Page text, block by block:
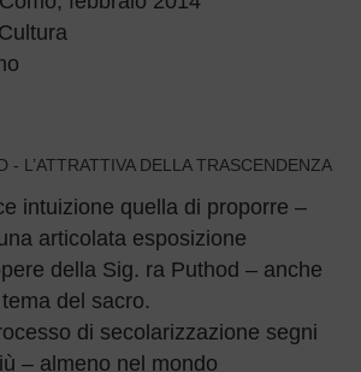
- L’ATTRATTIVA DELLA TRASCENDENZA
intuizione quella di proporre –
articolata esposizione
della Sig. ra Puthod – anche
del sacro.
di secolarizzazione segni
– almeno nel mondo